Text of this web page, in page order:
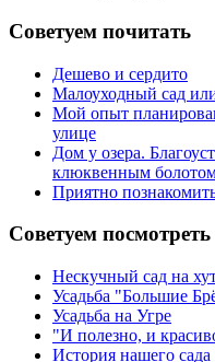
Советуем почитать
Дешево и сердито
Малоуходный сад
Мой опыт
улице
Дом у озера.
клюквенным
Приятно
Советуем посмотреть
Нескучный сад на
Усадьба "Большие
Усадьба на Угре
"И полезно, и
История нашего